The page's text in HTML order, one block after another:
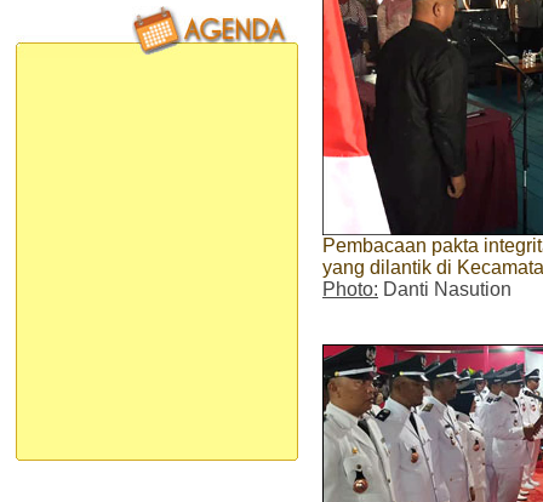
Pembacaan pakta
yang dilantik di
Photo: Danti Nasution